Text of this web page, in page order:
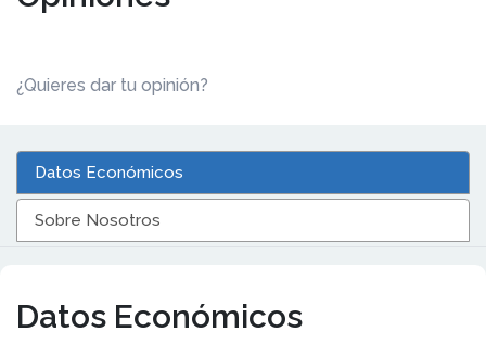
¿Quieres dar tu opinión?
Datos Económicos
Sobre Nosotros
Datos Económicos